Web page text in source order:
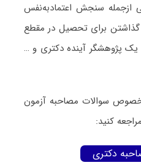
ازجمله سنجش اعتمادبه‌نفس
برای تحصیل در مقطع
پژوهشگر آینده دکتری و …
سوالات مصاحبه آزمون
کنید:
دکتری